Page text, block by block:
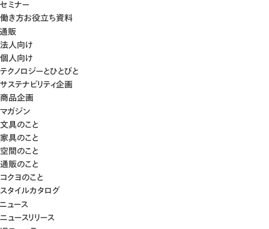
セミナー
働き方お役立ち資料
通販
法人向け
個人向け
テクノロジーとひとびと
サステナビリティ企画
商品企画
マガジン
文具のこと
家具のこと
空間のこと
通販のこと
コクヨのこと
スタイルカタログ
ニュース
ニュースリリース